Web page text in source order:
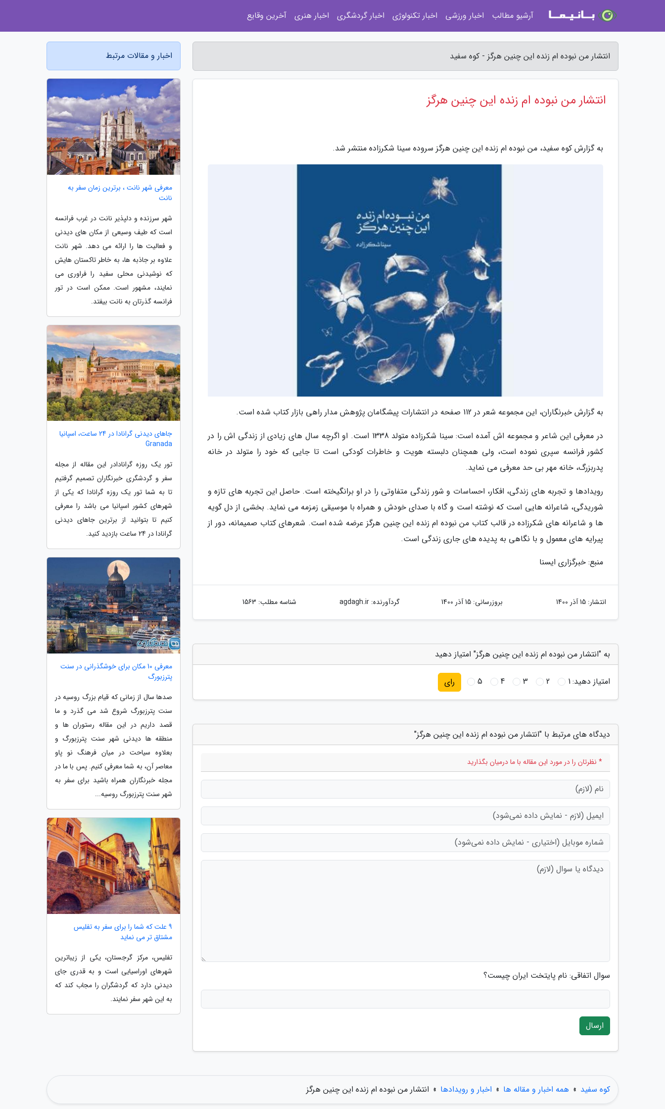
انتشار من نبوده ام زنده این چنین هرگز - کوه سفید
انتشار من نبوده ام زنده این چنین هرگز
به گزارش کوه سفید، من نبوده ام زنده این چنین هرگز سروده سینا شکرزاده منتشر شد.
به گزارش خبرنگاران، این مجموعه شعر در 112 صفحه در انتشارات پیشگامان پژوهش مدار راهی بازار کتاب شده است.
در معرفی این شاعر و مجموعه اش آمده است: سینا شکرزاده متولد 1338 است. او اگرچه سال های زیادی از زندگی اش را در
کشور فرانسه سپری نموده است، ولی همچنان دلبسته هویت و خاطرات کودکی است تا جایی که خود را متولد در خانه
پدربزرگ، خانه مهر بی حد معرفی می نماید.
رویدادها و تجربه های زندگی، افکار، احساسات و شور زندگی متفاوتی را در او برانگیخته است. حاصل این تجربه های تازه و
شوریدگی، شاعرانه هایی است که نوشته است و گاه با صدای خودش و همراه با موسیقی زمزمه می نماید. بخشی از دل گویه
ها و شاعرانه های شکرزاده در قالب کتاب من نبوده ام زنده این چنین هرگز عرضه شده است. شعرهای کتاب صمیمانه، دور از
پیرایه های معمول و با نگاهی به پدیده های جاری زندگی است.
منبع: خبرگزاری ایسنا
انتشار: 15 آذر 1400 بروزرسانی: 15 آذر 1400 گردآورنده:agdagh.ir شناسه مطلب: 1563
به "انتشار من نبوده ام زنده این چنین هرگز" امتیاز دهید
امتیاز دهید:1
2
3
4
5 رای
دیدگاه های مرتبط با "انتشار من نبوده ام زنده این چنین هرگز"
* نظرتان را در مورد این مقاله با ما درمیان بگذارید
سوال اتفاقی: نام پایتخت ایران چیست؟
ارسال
اخبار و مقالات مرتبط
معرفی شهر نانت ، برترین زمان سفر به
نانت
شهر سرزنده و دلپذیر نانت در غرب فرانسه
است که طیف وسیعی از مکان های دیدنی
و فعالیت ها را ارائه می دهد. شهر نانت
علاوه بر جاذبه ها، به خاطر تاکستان هایش
که نوشیدنی محلی سفید را فراوری می
نمایند، مشهور است. ممکن است در تور
فرانسه گذرتان به نانت بیفتد.
جاهای دیدنی گرانادا در 24 ساعت، اسپانیا
Granada
تور یک روزه گرانادادر این مقاله از مجله
سفر و گردشگری خبرنگاران تصمیم گرفتیم
تا به شما تور یک روزه گرانادا که یکی از
شهرهای کشور اسپانیا می باشد را معرفی
کنیم تا بتوانید از برترین جاهای دیدنی
گرانادا در 24 ساعت بازدید کنید.
معرفی 10 مکان برای خوشگذرانی در سنت
پترزبورگ
صدها سال از زمانی که قیام بزرگ روسیه در
سنت پترزبورگ شروع شد می گذرد و ما
قصد داریم در این مقاله رستوران ها و
منطقه ها دیدنی شهر سنت پترزبورگ و
بعلاوه سیاحت در میان فرهنگ نو پاو
معاصر آن، به شما معرفی کنیم. پس با ما در
مجله خبرنگاران همراه باشید برای سفر به
شهر سنت پترزبورگ روسیه...
9 علت که شما را برای سفر به تفلیس
مشتاق تر می نماید
تفلیس، مرکز گرجستان، یکی از زیباترین
شهرهای اوراسیایی است و به قدری جای
دیدنی دارد که گردشگران را مجاب کند که
به این شهر سفر نمایند.
کوه سفید » همه اخبار و مقاله ها » اخبار و رویدادها » انتشار من نبوده ام زنده این چنین هرگز
آرشیو مطالب اخبار ورزشی اخبار تکنولوژی اخبار گردشگری اخبار هنری آخرین وقایع